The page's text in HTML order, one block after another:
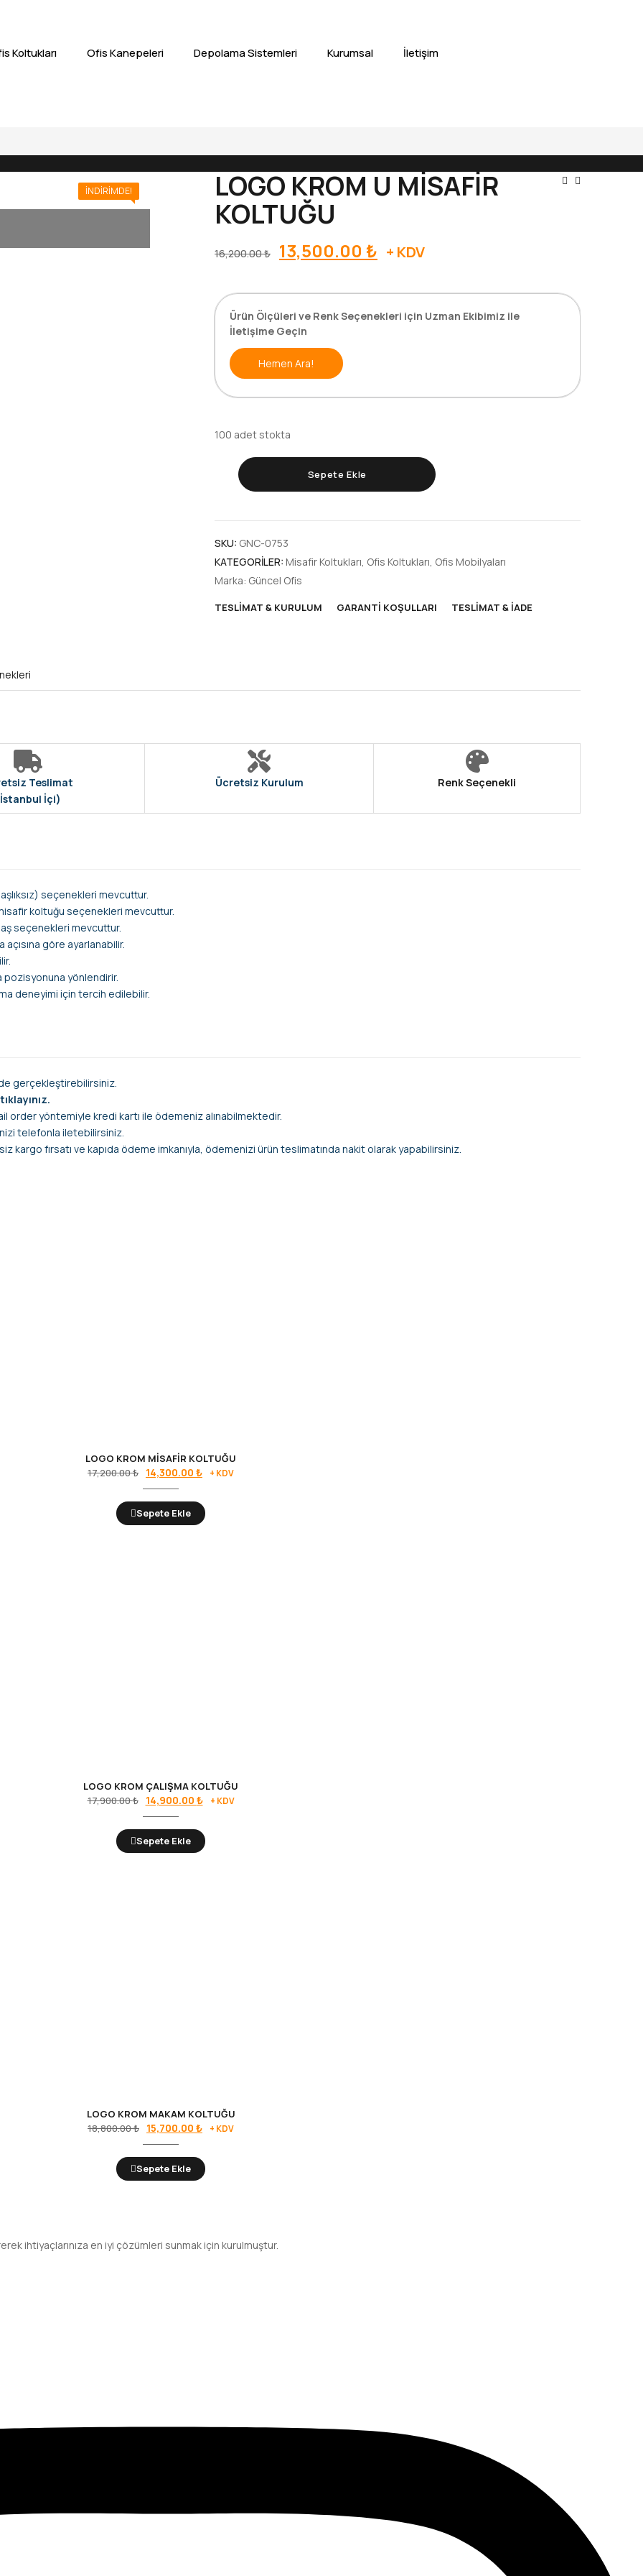
Koltukları Ofis Kanepeleri Depolama Sistemleri Kurumsal İletişim
İNDIRIMDE! LOGO KROM U MİSAFİR
KOLTUĞU
Yazı
16,200.00₺ Orijinal
fiyat:
13,500.00 ₺ Şu
13,500.00 ₺.
+ KDV
Ürün Ölçüleri ve Renk Seçenekleri için Uzman Ekibimiz ile
İletişime Geçin
Hemen Ara!
100 adet stokta
LOGO
U
KOLTUĞU
adet
Sepete Ekle
SKU: GNC-0753
KATEGORILER: Misafir Koltukları Ofis Koltukları Ofis Mobilyaları
Marka: Güncel Ofis
TESLIMAT & KURULUM GARANTI KOŞULLARI TESLIMAT & İADE
Teslimat
İçi)
Ücretsiz Kurulum Renk Seçenekli
seçenekleri mevcuttur.
koltuğu seçenekleri mevcuttur.
seçenekleri mevcuttur.
göre ayarlanabilir.
pozisyonuna yönlendirir.
deneyimi için tercih edilebilir.
gerçekleştirebilirsiniz.
tıklayınız.
yöntemiyle kredi kartı ile ödemeniz alınabilmektedir.
telefonla iletebilirsiniz.
fırsatı ve kapıda ödeme imkanıyla, ödemenizi ürün teslimatında nakit olarak yapabilirsiniz.
LOGO KROM MİSAFİR KOLTUĞU
17,200.00₺
Orijinal
fiyat:
17,200.00 ₺.
14,300.00 ₺ Şu
+ KDV
Sepete Ekle
LOGO KROM ÇALIŞMA KOLTUĞU
17,900.00₺
Orijinal
fiyat:
17,900.00 ₺.
14,900.00 ₺
Şu
+ KDV
Sepete Ekle
LOGO KROM MAKAM KOLTUĞU
18,800.00₺
Orijinal
fiyat:
18,800.00 ₺.
15,700.00 ₺ Şu
+ KDV
Sepete Ekle
ihtiyaçlarınıza en iyi çözümleri sunmak için kurulmuştur.